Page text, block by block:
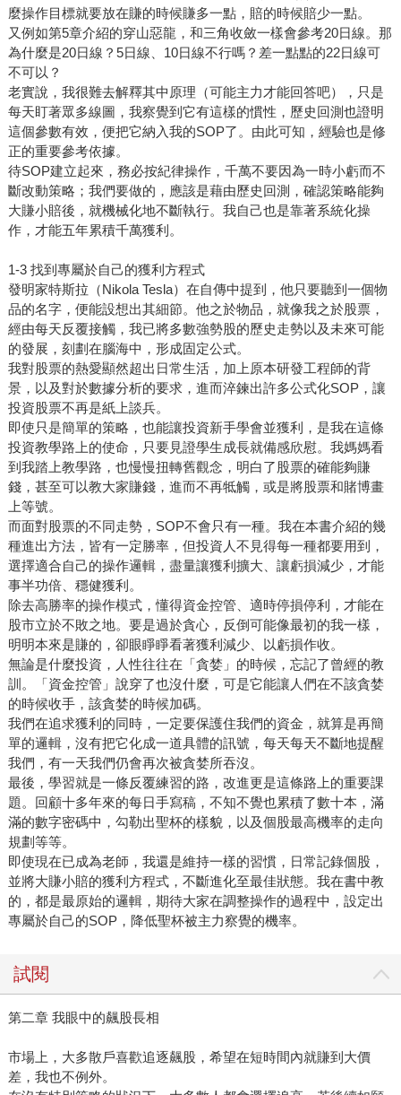
麼操作目標就要放在賺的時候賺多一點，賠的時候賠少一點。
又例如第5章介紹的穿山惡龍，和三角收斂一樣會參考20日線。那
為什麼是20日線？5日線、10日線不行嗎？差一點點的22日線可
不可以？
老實說，我很難去解釋其中原理（可能主力才能回答吧），只是
每天盯著眾多線圖，我察覺到它有這樣的慣性，歷史回測也證明
這個參數有效，便把它納入我的SOP了。由此可知，經驗也是修
正的重要參考依據。
待SOP建立起來，務必按紀律操作，千萬不要因為一時小虧而不
斷改動策略；我們要做的，應該是藉由歷史回測，確認策略能夠
大賺小賠後，就機械化地不斷執行。我自己也是靠著系統化操
作，才能五年累積千萬獲利。
1-3 找到專屬於自己的獲利方程式
發明家特斯拉（Nikola Tesla）在自傳中提到，他只要聽到一個物
品的名字，便能設想出其細節。他之於物品，就像我之於股票，
經由每天反覆接觸，我已將多數強勢股的歷史走勢以及未來可能
的發展，刻劃在腦海中，形成固定公式。
我對股票的熱愛顯然超出日常生活，加上原本研發工程師的背
景，以及對於數據分析的要求，進而淬鍊出許多公式化SOP，讓
投資股票不再是紙上談兵。
即使只是簡單的策略，也能讓投資新手學會並獲利，是我在這條
投資教學路上的使命，只要見證學生成長就備感欣慰。我媽媽看
到我踏上教學路，也慢慢扭轉舊觀念，明白了股票的確能夠賺
錢，甚至可以教大家賺錢，進而不再牴觸，或是將股票和賭博畫
上等號。
而面對股票的不同走勢，SOP不會只有一種。我在本書介紹的幾
種進出方法，皆有一定勝率，但投資人不見得每一種都要用到，
選擇適合自己的操作邏輯，盡量讓獲利擴大、讓虧損減少，才能
事半功倍、穩健獲利。
除去高勝率的操作模式，懂得資金控管、適時停損停利，才能在
股市立於不敗之地。要是過於貪心，反倒可能像最初的我一樣，
明明本來是賺的，卻眼睜睜看著獲利減少、以虧損作收。
無論是什麼投資，人性往往在「貪婪」的時候，忘記了曾經的教
訓。「資金控管」說穿了也沒什麼，可是它能讓人們在不該貪婪
的時候收手，該貪婪的時候加碼。
我們在追求獲利的同時，一定要保護住我們的資金，就算是再簡
單的邏輯，沒有把它化成一道具體的訊號，每天每天不斷地提醒
我們，有一天我們仍會再次被貪婪所吞沒。
最後，學習就是一條反覆練習的路，改進更是這條路上的重要課
題。回顧十多年來的每日手寫稿，不知不覺也累積了數十本，滿
滿的數字密碼中，勾勒出聖杯的樣貌，以及個股最高機率的走向
規劃等等。
即使現在已成為老師，我還是維持一樣的習慣，日常記錄個股，
並將大賺小賠的獲利方程式，不斷進化至最佳狀態。我在書中教
的，都是最原始的邏輯，期待大家在調整操作的過程中，設定出
專屬於自己的SOP，降低聖杯被主力察覺的機率。
試閱
第二章 我眼中的飆股長相
市場上，大多散戶喜歡追逐飆股，希望在短時間內就賺到大價
差，我也不例外。